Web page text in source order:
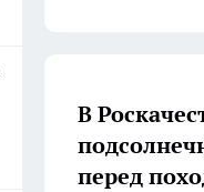
В
перед